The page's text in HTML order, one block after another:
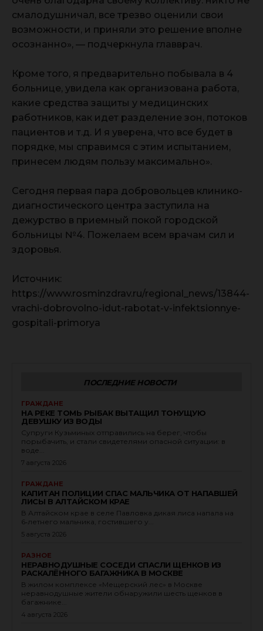
смалодушничал, все трезво оценили свои
возможности, и приняли это решение вполне
осознанно», — подчеркнула главврач.
Кроме того, я предварительно побывала в 4
больнице, увидела как организована работа,
какие средства защиты у медицинских
работников, как идет разделение зон, потоков
пациентов и т.д. И я уверена, что все будет в
порядке, мы справимся с этим испытанием,
принесем людям пользу максимально».
Сегодня первая пара добровольцев клинико-
диагностического центра заступила на
дежурство в приемный покой городской
больницы №4. Пожелаем всем врачам сил и
здоровья.
Источник:
https://www.rosminzdrav.ru/regional_news/13844-
vrachi-dobrovolno-idut-rabotat-v-infektsionnye-
gospitali-primorya
ПОСЛЕДНИЕ НОВОСТИ
ГРАЖДАНЕ
НА РЕКЕ ТОМЬ РЫБАК ВЫТАЩИЛ ТОНУЩУЮ
ДЕВУШКУ ИЗ ВОДЫ
Супруги Кузьминых отправились на берег, чтобы
порыбачить, и стали свидетелями опасной ситуации: в
воде...
7 августа 2026
ГРАЖДАНЕ
КАПИТАН ПОЛИЦИИ СПАС МАЛЬЧИКА ОТ НАПАВШЕЙ
ЛИСЫ В АЛТАЙСКОМ КРАЕ
В Алтайском крае в селе Павловка дикая лиса напала на
6‑летнего мальчика, гостившего у...
5 августа 2026
РАЗНОЕ
НЕРАВНОДУШНЫЕ СОСЕДИ СПАСЛИ ЩЕНКОВ ИЗ
РАСКАЛЁННОГО БАГАЖНИКА В МОСКВЕ
В жилом комплексе «Мещерский лес» в Москве
неравнодушные жители обнаружили шесть щенков в
багажнике...
4 августа 2026